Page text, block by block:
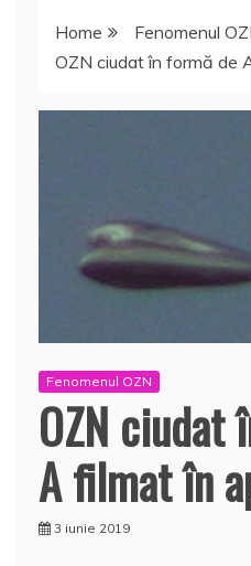
Home
Fenomenul
OZN ciudat în formă de
Fenomenul OZN
OZN ciudat
A filmat în
3 iunie 2019